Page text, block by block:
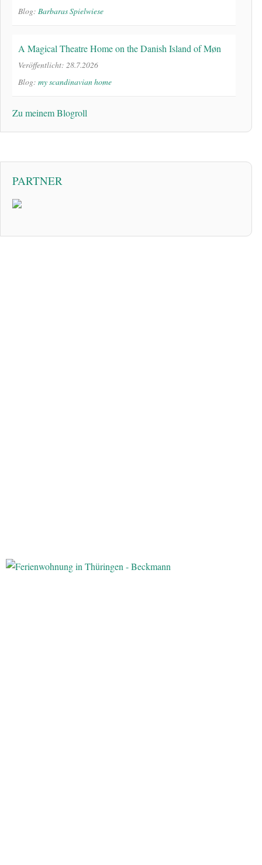
Blog: Barbaras Spielwiese
A Magical Theatre Home on the Danish Island of Møn
Veröffentlicht: 28.7.2026
Blog: my scandinavian home
Zu meinem Blogroll
PARTNER